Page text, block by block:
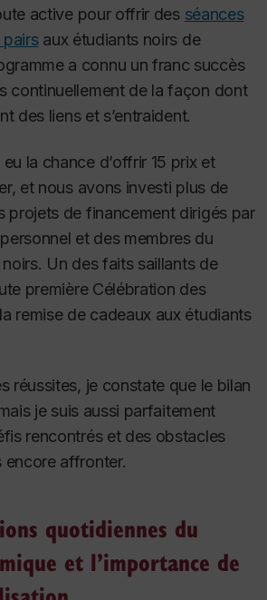
active pour offrir des séances
pairsaux étudiants noirs de
a connu un franc succès
continuellement de la façon dont
des liens et s’entraident.
la chance d’offrir 15 prix et
et nous avons investi plus de
projets de financement dirigés par
et des membres du
Un des faits saillants de
première Célébration des
remise de cadeaux aux étudiants
réussites, je constate que le bilan
je suis aussi parfaitement
rencontrés et des obstacles
encore affronter.
quotidiennes du
et l’importance de